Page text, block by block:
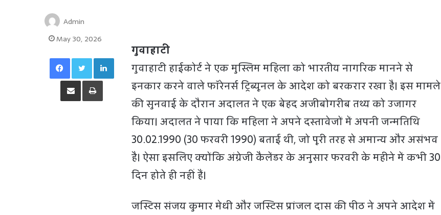
गुवाहाटी
गुवाहाटी हाईकोर्ट ने एक मुस्लिम महिला को भारतीय नागरिक मानने से
इनकार करने वाले फॉरेनर्स ट्रिब्यूनल के आदेश को बरकरार रखा है। इस मामले
की सुनवाई के दौरान अदालत ने एक बेहद अजीबोगरीब तथ्य को उजागर
किया। अदालत ने पाया कि महिला ने अपने दस्तावेजों में अपनी जन्मतिथि
30.02.1990 (30 फरवरी 1990) बताई थी, जो पूरी तरह से अमान्य और असंभव
है। ऐसा इसलिए क्योंकि अंग्रेजी कैलेंडर के अनुसार फरवरी के महीने में कभी 30
दिन होते ही नहीं हैं।
जस्टिस संजय कुमार मेधी और जस्टिस प्रांजल दास की पीठ ने अपने आदेश में
Admin
May 30, 2026
Facebook Twitter LinkedIn
Share via Email Print